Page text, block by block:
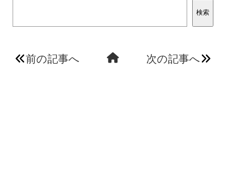
検索
前の記事へ 次の記事へ